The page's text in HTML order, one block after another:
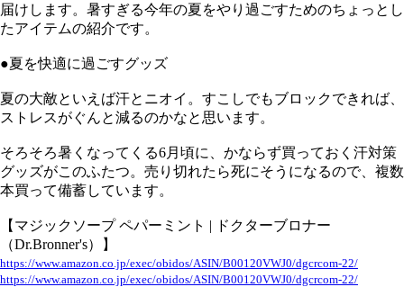
届けします。暑すぎる今年の夏をやり過ごすためのちょっとし
たアイテムの紹介です。
●夏を快適に過ごすグッズ
夏の大敵といえば汗とニオイ。すこしでもブロックできれば、
ストレスがぐんと減るのかなと思います。
そろそろ暑くなってくる6月頃に、かならず買っておく汗対策
グッズがこのふたつ。売り切れたら死にそうになるので、複数
本買って備蓄しています。
【マジックソープ ペパーミント | ドクターブロナー
（Dr.Bronner's）】
https://www.amazon.co.jp/exec/obidos/ASIN/B00120VWJ0/dgcrcom-22/
https://www.amazon.co.jp/exec/obidos/ASIN/B00120VWJ0/dgcrcom-22/